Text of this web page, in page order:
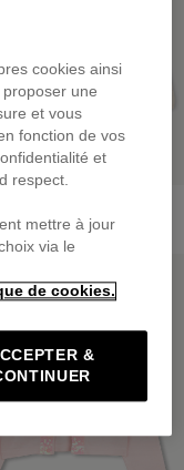
€
cookies ainsi
une
et vous
fonction de vos
et
respect.
mettre à jour
via le
de cookies.
&